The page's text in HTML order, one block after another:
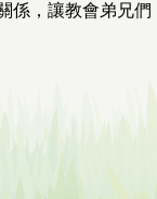
係，讓教會弟兄們